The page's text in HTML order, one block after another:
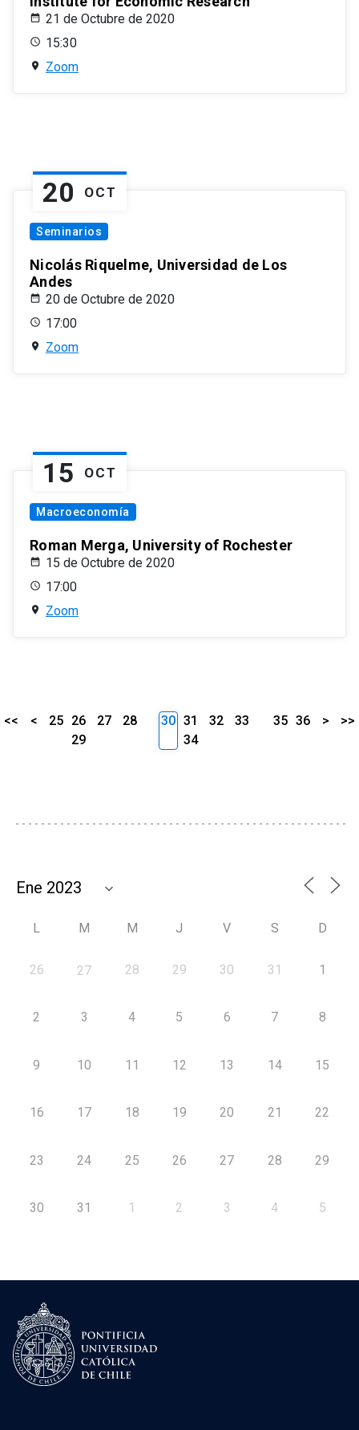
21 de Octubre de 2020
15:30
Zoom
20 OCT
Seminarios
Nicolás Riquelme, Universidad de Los
Andes
20 de Octubre de 2020
17:00
Zoom
15 OCT
Macroeconomía
Roman Merga, University of Rochester
15 de Octubre de 2020
17:00
Zoom
<< < 25 26 27
28
29
30 31 32
33
34
35 36 > >>
L M M J V S D
26 27 28 29 30 31 1
2 3 4 5 6 7 8
9 10 11 12 13 14 15
16 17 18 19 20 21 22
23 24 25 26 27 28 29
30 31 1 2 3 4 5